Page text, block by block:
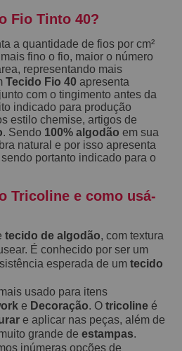
Fio Tinto 40?
a quantidade de fios por cm²
fino o fio, maior o número
representando mais
Tecido Fio 40 apresenta
com o tingimento antes da
indicado para produção
estilo chemise, artigos de
. Sendo 100% algodão em sua
natural e por isso apresenta
portanto indicado para o
Tricoline e como usá-
tecido de algodão, com textura
É conhecido por ser um
esperada de um tecido
usado para itens
e Decoração. O tricoline é
e aplicar nas peças, além de
grande de estampas.
inúmeras opções de